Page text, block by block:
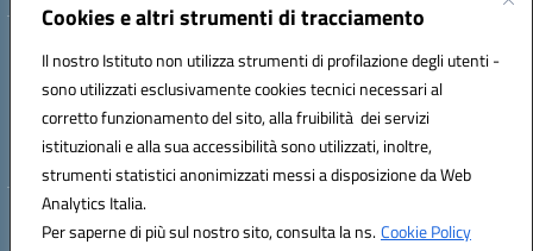
Cookies e altri strumenti di tracciamento
Il nostro Istituto non utilizza strumenti di profilazione degli utenti -
sono utilizzati esclusivamente cookies tecnici necessari al
corretto funzionamento del sito, alla fruibilità dei servizi
istituzionali e alla sua accessibilità sono utilizzati, inoltre,
strumenti statistici anonimizzati messi a disposizione da Web
Analytics Italia.
Per saperne di più sul nostro sito, consulta la ns.Cookie Policy
Indirizzo: VIA BRECCIAME, 46 - 81024 MADDALONI (CE)
Mail: CEIC8AU001@istruzione.it - Pec: CEIC8AU001@pec.istruzione.it -
Telefono: 0823408721
Meccanografico: CEIC8AU001
Codice fiscale: 93086080616
Hosting & Powered by 3D Solution S.r.l.